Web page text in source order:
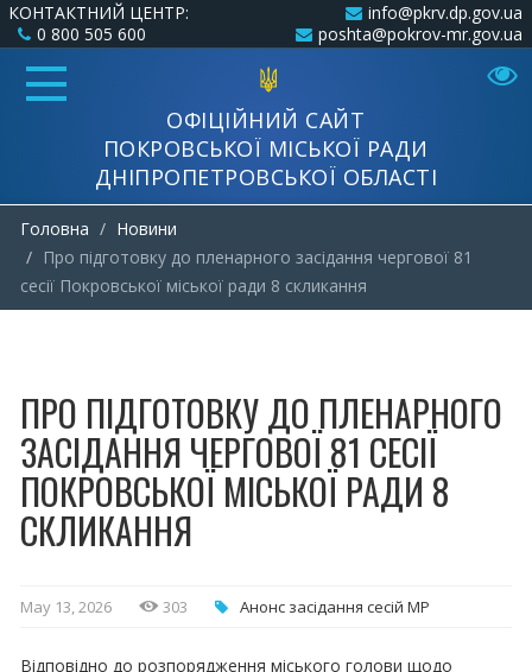
КОНТАКТНИЙ ЦЕНТР:
0 800 505 600
info@pkrv.dp.gov.ua
poshta@pokrov-mr.gov.ua
ОФІЦІЙНИЙ САЙТ
ПОКРОВСЬКОЇ МІСЬКОЇ РАДИ
ДНІПРОПЕТРОВСЬКОЇ ОБЛАСТІ
Головна
Новини
Про підготовку до пленарного засідання чергової 81
сесії Покровської міської ради 8 скликання
ПРО ПІДГОТОВКУ ДО ПЛЕНАРНОГО
ЗАСІДАННЯ ЧЕРГОВОЇ 81 СЕСІЇ
ПОКРОВСЬКОЇ МІСЬКОЇ РАДИ 8
СКЛИКАННЯ
May 13, 2026 303 Анонс засідання сесій МР
Відповідно до розпорядження міського голови щодо